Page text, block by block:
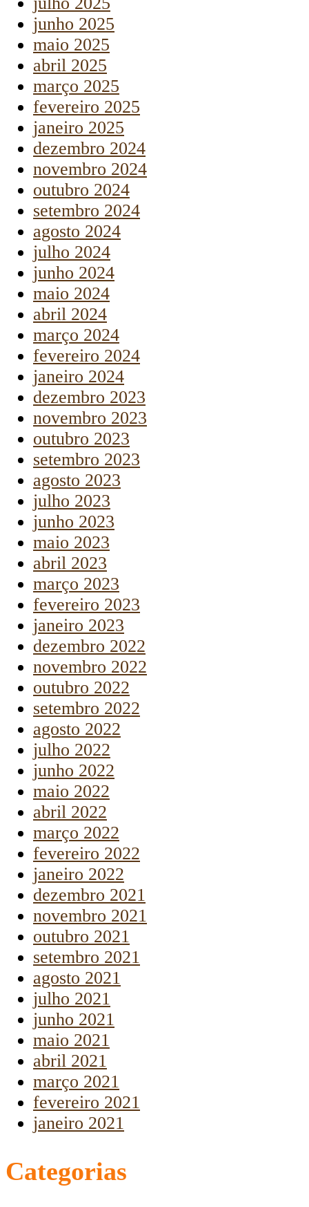
junho 2025
maio 2025
abril 2025
março 2025
fevereiro 2025
janeiro 2025
dezembro 2024
novembro 2024
outubro 2024
setembro 2024
agosto 2024
julho 2024
junho 2024
maio 2024
abril 2024
março 2024
fevereiro 2024
janeiro 2024
dezembro 2023
novembro 2023
outubro 2023
setembro 2023
agosto 2023
julho 2023
junho 2023
maio 2023
abril 2023
março 2023
fevereiro 2023
janeiro 2023
dezembro 2022
novembro 2022
outubro 2022
setembro 2022
agosto 2022
julho 2022
junho 2022
maio 2022
abril 2022
março 2022
fevereiro 2022
janeiro 2022
dezembro 2021
novembro 2021
outubro 2021
setembro 2021
agosto 2021
julho 2021
junho 2021
maio 2021
abril 2021
março 2021
fevereiro 2021
janeiro 2021
Categorias